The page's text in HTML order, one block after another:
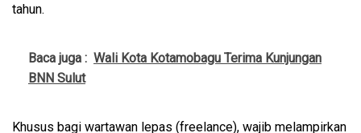
tahun.
Baca juga : Wali Kota Kotamobagu Terima Kunjungan
BNN Sulut
Khusus bagi wartawan lepas (freelance), wajib melampirkan